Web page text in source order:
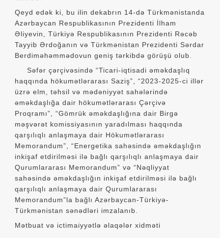
Qeyd edək ki, bu ilin dekabrın 14-də Türkmənistanda
Azərbaycan Respublikasının Prezidenti İlham
Əliyevin, Türkiyə Respublikasının Prezidenti Rəcəb
Tayyib Ərdoğanın və Türkmənistan Prezidenti Sərdar
Berdiməhəmmədovun geniş tərkibdə görüşü olub.
Səfər çərçivəsində “Ticari-iqtisadi əməkdaşlıq
haqqında hökumətlərarası Saziş”, “2023-2025-ci illər
üzrə elm, təhsil və mədəniyyət sahələrində
əməkdaşlığa dair hökumətlərarası Çərçivə
Proqramı”, “Gömrük əməkdaşlığına dair Birgə
məşvərət komissiyasının yaradılması haqqında
qarşılıqlı anlaşmaya dair Hökumətlərarası
Memorandum”, “Energetika sahəsində əməkdaşlığın
inkişaf etdirilməsi ilə bağlı qarşılıqlı anlaşmaya dair
Qurumlararası Memorandum” və “Nəqliyyat
sahəsində əməkdaşlığın inkişaf etdirilməsi ilə bağlı
qarşılıqlı anlaşmaya dair Qurumlararası
Memorandum”la bağlı Azərbaycan-Türkiyə-
Türkmənistan sənədləri imzalanıb.
Mətbuat və ictimaiyyətlə əlaqələr xidməti